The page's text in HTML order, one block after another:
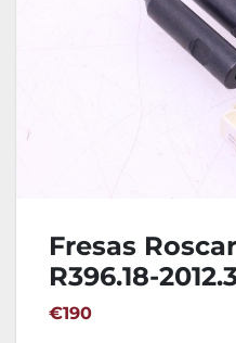
Fresas
R396.18-
13NMS1.5ISO
€190